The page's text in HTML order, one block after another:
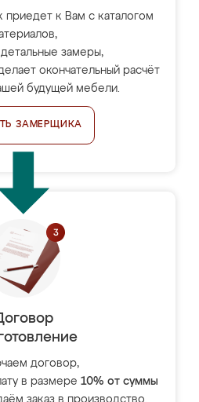
к Вам с каталогом
замеры,
окончательный расчёт
будущей мебели.
ЗАМЕРЩИКА
договор,
в размере 10% от суммы
заказ в производство.